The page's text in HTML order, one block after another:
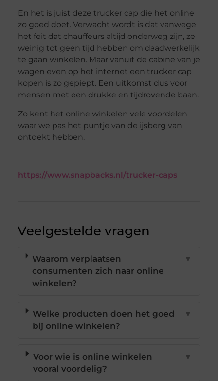
En het is juist deze trucker cap die het online
zo goed doet. Verwacht wordt is dat vanwege
het feit dat chauffeurs altijd onderweg zijn, ze
weinig tot geen tijd hebben om daadwerkelijk
te gaan winkelen. Maar vanuit de cabine van je
wagen even op het internet een trucker cap
kopen is zo gepiept. Een uitkomst dus voor
mensen met een drukke en tijdrovende baan.
Zo kent het online winkelen vele voordelen
waar we pas het puntje van de ijsberg van
ontdekt hebben.
https://www.snapbacks.nl/trucker-caps
Veelgestelde vragen
Waarom verplaatsen
consumenten zich naar online
winkelen?
▼
Welke producten doen het goed
bij online winkelen?
▼
Voor wie is online winkelen
vooral voordelig?
▼